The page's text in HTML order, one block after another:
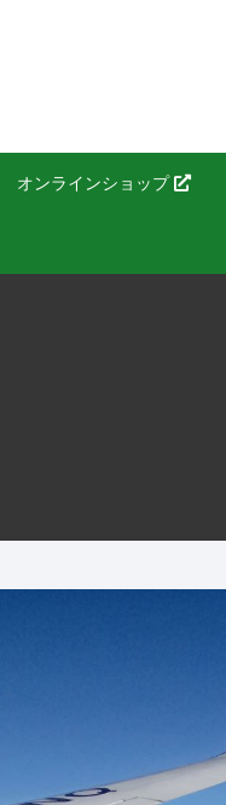
オンラインショップ